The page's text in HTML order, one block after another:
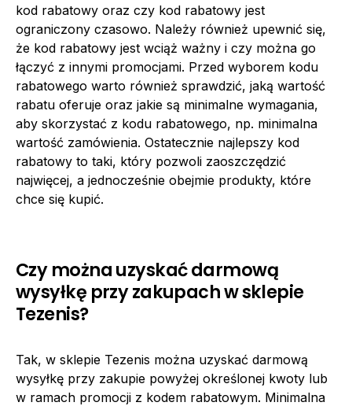
kod rabatowy oraz czy kod rabatowy jest
ograniczony czasowo. Należy również upewnić się,
że kod rabatowy jest wciąż ważny i czy można go
łączyć z innymi promocjami. Przed wyborem kodu
rabatowego warto również sprawdzić, jaką wartość
rabatu oferuje oraz jakie są minimalne wymagania,
aby skorzystać z kodu rabatowego, np. minimalna
wartość zamówienia. Ostatecznie najlepszy kod
rabatowy to taki, który pozwoli zaoszczędzić
najwięcej, a jednocześnie obejmie produkty, które
chce się kupić.
Czy można uzyskać darmową
wysyłkę przy zakupach w sklepie
Tezenis?
Tak, w sklepie Tezenis można uzyskać darmową
wysyłkę przy zakupie powyżej określonej kwoty lub
w ramach promocji z kodem rabatowym. Minimalna